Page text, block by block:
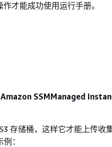
才能成功使用运行手册。
Amazon SSMManaged
存储桶，这样它才能上传收
：